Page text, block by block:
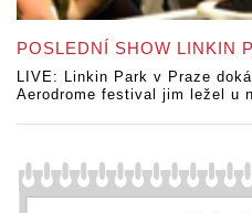
POSLEDNÍ SHOW LINKIN
LIVE: Linkin Park v Praze
Aerodrome festival jim ležel u